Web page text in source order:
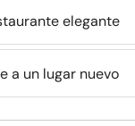
elegante
a un lugar nuevo